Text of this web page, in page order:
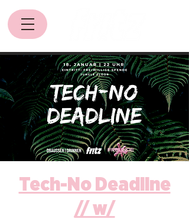
Tech-No Deadline
// w/